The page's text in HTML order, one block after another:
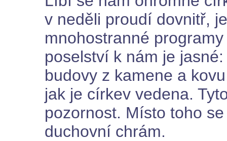
v neděli proudí dovnitř,
mnohostranné
poselství k nám je
budovy z kamene a
jak je církev vedena.
pozornost. Místo toho
duchovní chrám.